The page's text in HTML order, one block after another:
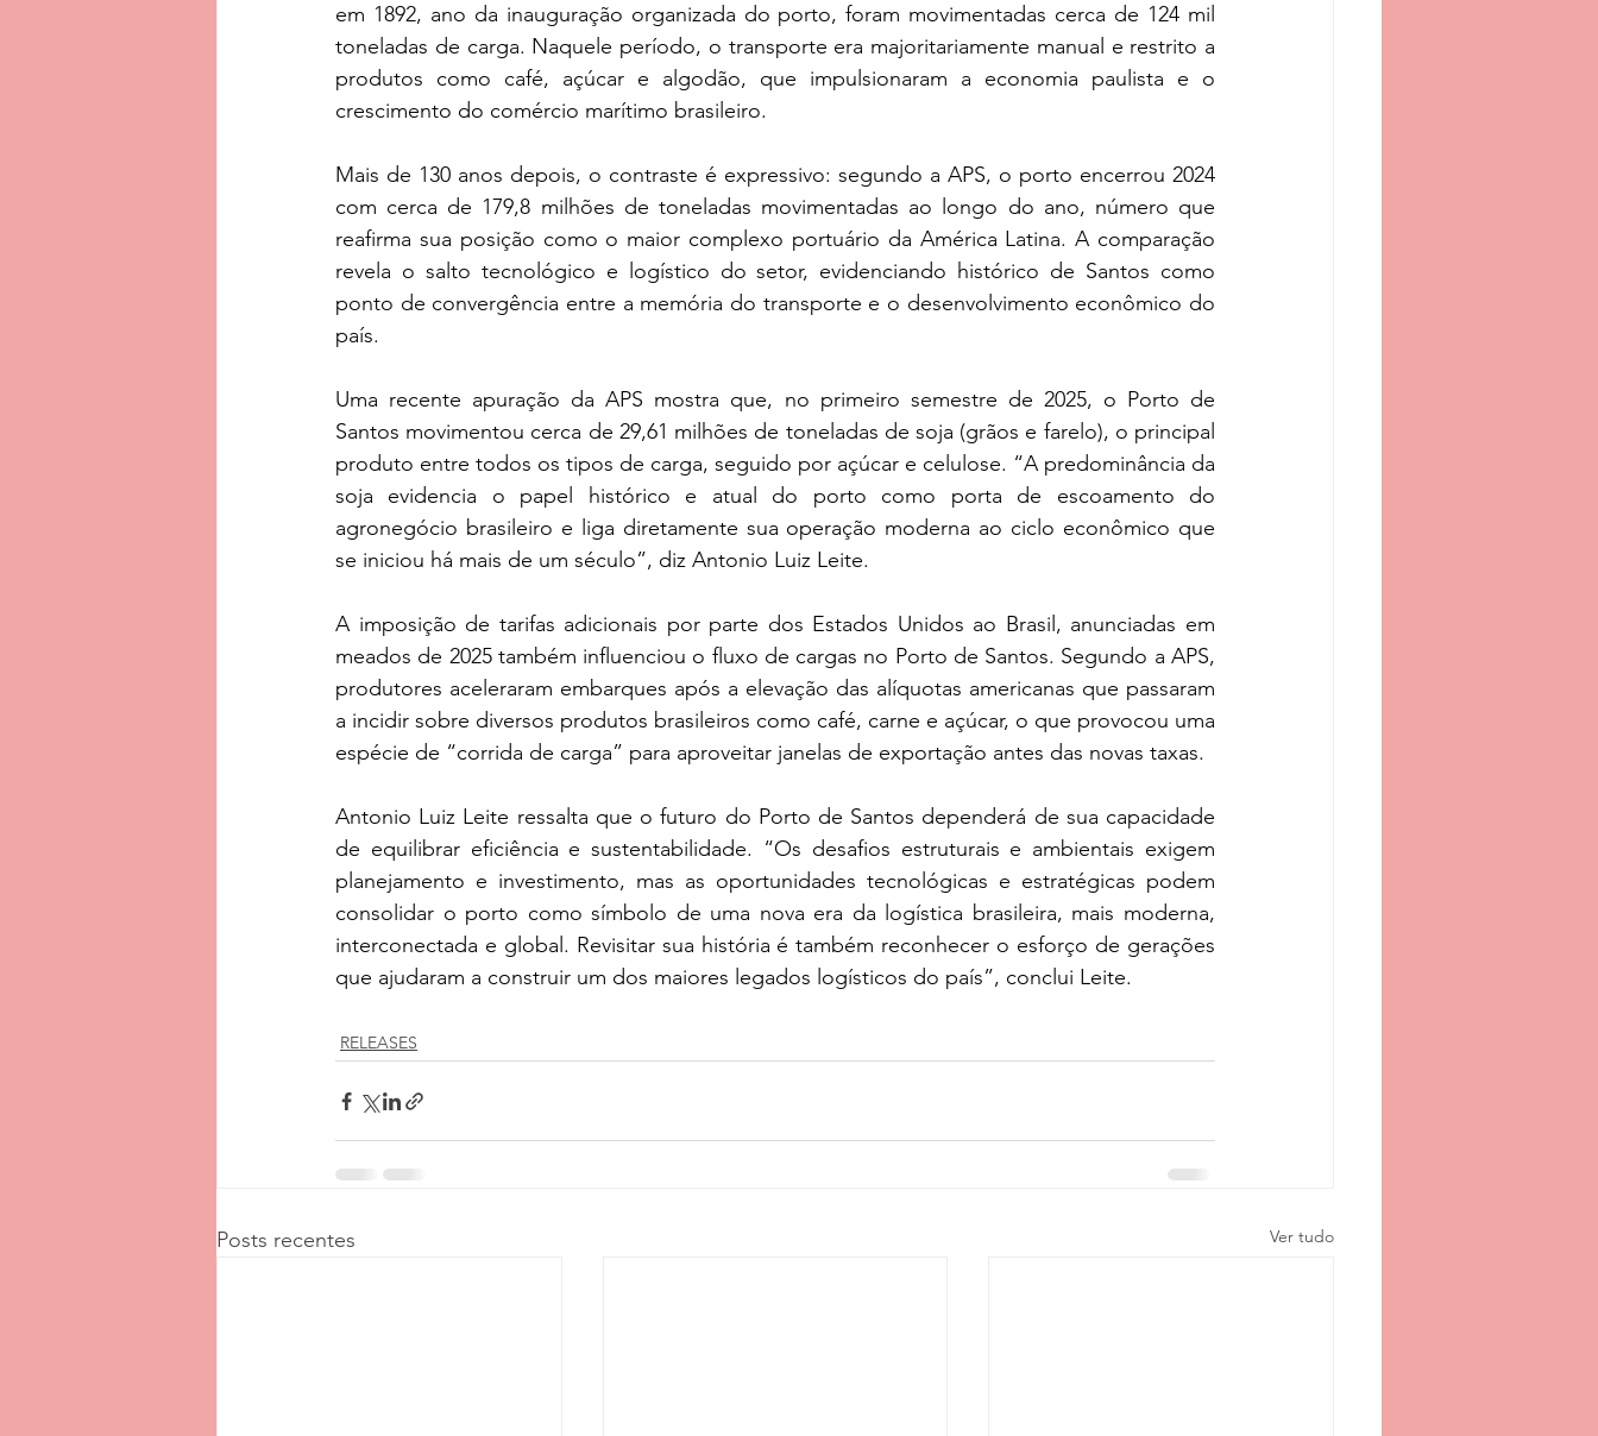
em 1892, ano da inauguração organizada do porto, foram movimentadas cerca de 124 mil
toneladas de carga. Naquele período, o transporte era majoritariamente manual e restrito a
produtos como café, açúcar e algodão, que impulsionaram a economia paulista e o
crescimento do comércio marítimo brasileiro.
Mais de 130 anos depois, o contraste é expressivo: segundo a APS, o porto encerrou 2024
com cerca de 179,8 milhões de toneladas movimentadas ao longo do ano, número que
reafirma sua posição como o maior complexo portuário da América Latina. A comparação
revela o salto tecnológico e logístico do setor, evidenciando histórico de Santos como
ponto de convergência entre a memória do transporte e o desenvolvimento econômico do
país.
Uma recente apuração da APS mostra que, no primeiro semestre de 2025, o Porto de
Santos movimentou cerca de 29,61 milhões de toneladas de soja (grãos e farelo), o principal
produto entre todos os tipos de carga, seguido por açúcar e celulose. “A predominância da
soja evidencia o papel histórico e atual do porto como porta de escoamento do
agronegócio brasileiro e liga diretamente sua operação moderna ao ciclo econômico que
se iniciou há mais de um século”, diz Antonio Luiz Leite.
A imposição de tarifas adicionais por parte dos Estados Unidos ao Brasil, anunciadas em
meados de 2025 também influenciou o fluxo de cargas no Porto de Santos. Segundo a APS,
produtores aceleraram embarques após a elevação das alíquotas americanas que passaram
a incidir sobre diversos produtos brasileiros como café, carne e açúcar, o que provocou uma
espécie de “corrida de carga” para aproveitar janelas de exportação antes das novas taxas.
Antonio Luiz Leite ressalta que o futuro do Porto de Santos dependerá de sua capacidade
de equilibrar eficiência e sustentabilidade. “Os desafios estruturais e ambientais exigem
planejamento e investimento, mas as oportunidades tecnológicas e estratégicas podem
consolidar o porto como símbolo de uma nova era da logística brasileira, mais moderna,
interconectada e global. Revisitar sua história é também reconhecer o esforço de gerações
que ajudaram a construir um dos maiores legados logísticos do país”, conclui Leite.
RELEASES
Posts recentes Ver tudo